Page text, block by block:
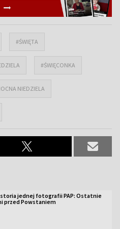
#ŚWIĘTA
#ŚWIĘCONKA
NIEDZIELA
jednej fotografii PAP: Ostatnie
przed Powstaniem